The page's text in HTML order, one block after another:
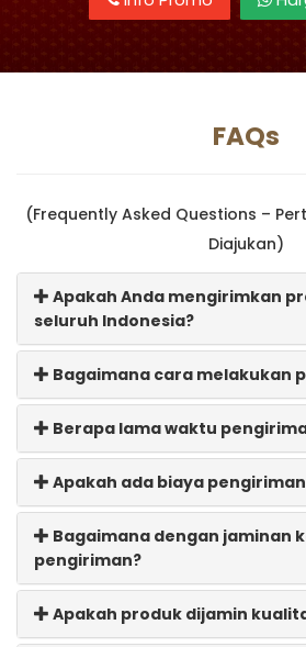
FAQs
(Frequently Asked Questions –
Diajukan)
Apakah Anda mengirimkan
seluruh Indonesia?
Bagaimana cara melakukan
Berapa lama waktu
Apakah ada biaya
Bagaimana dengan jaminan
pengiriman?
Apakah produk dijamin